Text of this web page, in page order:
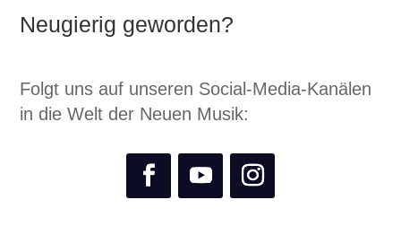
Neugierig geworden?
Folgt uns auf unseren Social-Media-Kanälen
in die Welt der Neuen Musik: